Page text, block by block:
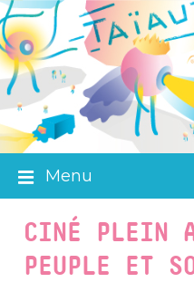
Skip
to
content
Skip
to
main
navigation
Skip
to
footer
Menu
CINÉ PLEIN
PEUPLE ET